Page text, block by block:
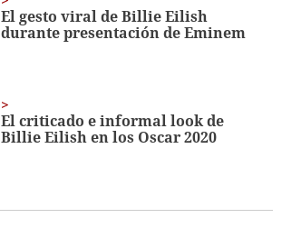
El gesto viral de Billie Eilish
durante presentación de Eminem
El criticado e informal look de
Billie Eilish en los Oscar 2020